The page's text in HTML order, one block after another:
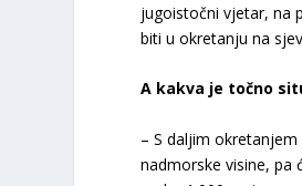
jugoistočni vjetar, na
biti u okretanju na
A kakva je točno
– S daljim
nadmorske visine, pa